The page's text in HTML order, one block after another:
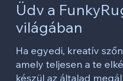
Üdv a
világában
Ha egyedi, kreatív
amely teljesen a te
készül az általad